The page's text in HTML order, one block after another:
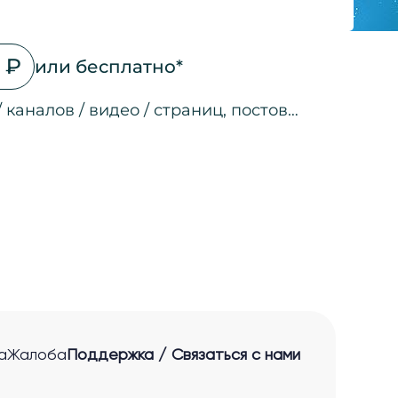
₽ или бесплатно*
каналов / видео / страниц, постов…
Жалоба Поддержка / Связаться с нами